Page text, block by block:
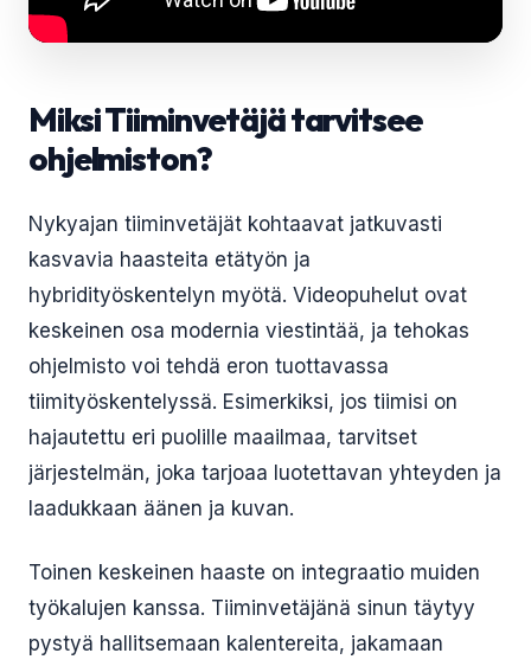
Miksi Tiiminvetäjä tarvitsee
ohjelmiston?
Nykyajan tiiminvetäjät kohtaavat jatkuvasti
kasvavia haasteita etätyön ja
hybridityöskentelyn myötä. Videopuhelut ovat
keskeinen osa modernia viestintää, ja tehokas
ohjelmisto voi tehdä eron tuottavassa
tiimityöskentelyssä. Esimerkiksi, jos tiimisi on
hajautettu eri puolille maailmaa, tarvitset
järjestelmän, joka tarjoaa luotettavan yhteyden ja
laadukkaan äänen ja kuvan.
Toinen keskeinen haaste on integraatio muiden
työkalujen kanssa. Tiiminvetäjänä sinun täytyy
pystyä hallitsemaan kalentereita, jakamaan